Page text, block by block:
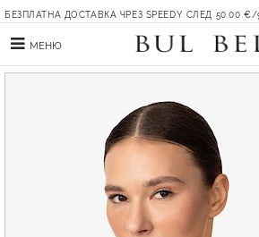
БЕЗПЛАТНА ДОСТАВКА ЧРЕЗ SPEEDY СЛЕД 50.00 €/
МЕНЮ